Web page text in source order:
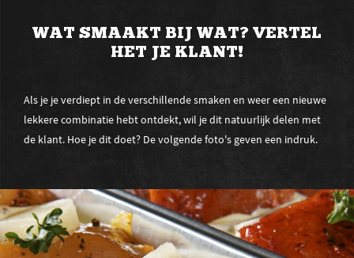
WAT SMAAKT BIJ WAT? VERTEL
HET JE KLANT!
Als je je verdiept in de verschillende smaken en weer een nieuwe
lekkere combinatie hebt ontdekt, wil je dit natuurlijk delen met
de klant. Hoe je dit doet? De volgende foto's geven een indruk.